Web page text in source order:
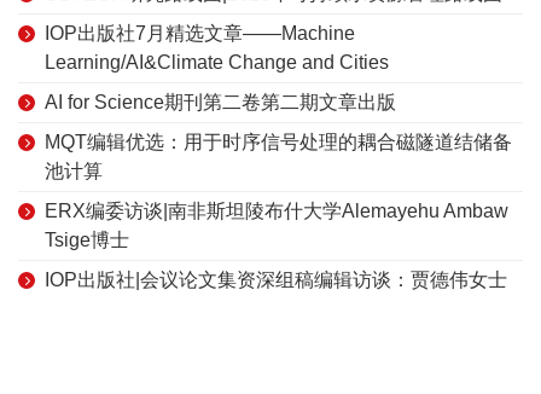
IOP出版社7月精选文章——Machine
Learning/AI&Climate Change and Cities
AI for Science期刊第二卷第二期文章出版
MQT编辑优选：用于时序信号处理的耦合磁隧道结储备
池计算
ERX编委访谈|南非斯坦陵布什大学Alemayehu Ambaw
Tsige博士
IOP出版社|会议论文集资深组稿编辑访谈：贾德伟女士